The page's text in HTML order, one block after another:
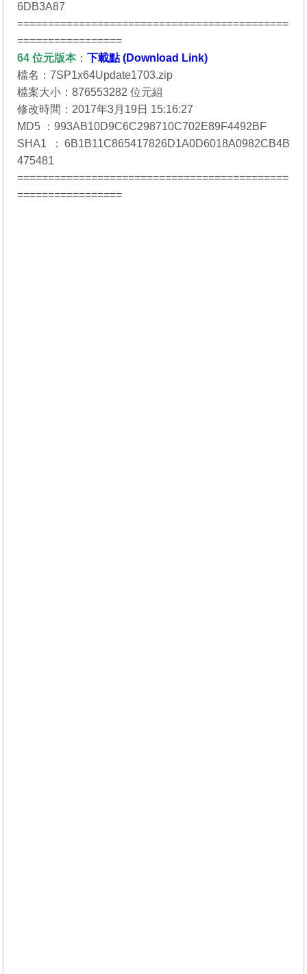
6DB3A87
============================================
=================
64 位元版本：下載點 (Download Link)
檔名：7SP1x64Update1703.zip
檔案大小：876553282 位元組
修改時間：2017年3月19日 15:16:27
MD5 ：993AB10D9C6C298710C702E89F4492BF
SHA1 ：6B1B11C865417826D1A0D6018A0982CB4B
475481
============================================
=================